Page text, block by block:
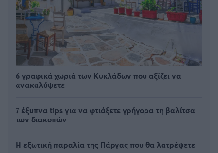
6 γραφικά χωριά των Κυκλάδων που αξίζει να
ανακαλύψετε
7 έξυπνα tips για να φτιάξετε γρήγορα τη βαλίτσα
των διακοπών
Η εξωτική παραλία της Πάργας που θα λατρέψετε